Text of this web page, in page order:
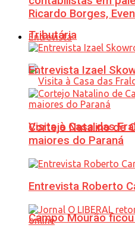
Tributária
Visita à Casa das
Campo Mourão
Ricardo Borges,
Entrevista
Entrevista Izael
Cortejo Natalino de
maiores do Paraná
Entrevista Roberto